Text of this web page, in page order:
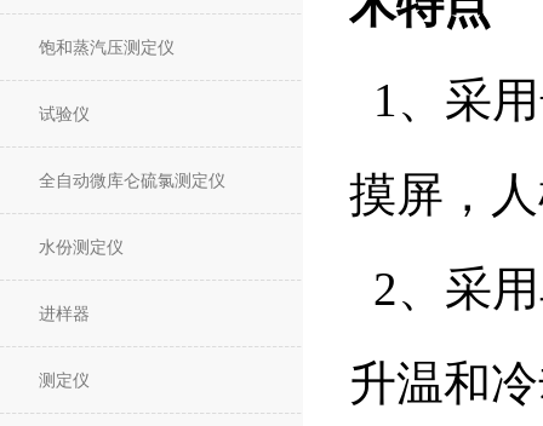
饱和蒸汽压测定仪
试验仪
全自动微库仑硫氯测定仪
水份测定仪
进样器
测定仪
1、采
摸屏，
2、采
升温和